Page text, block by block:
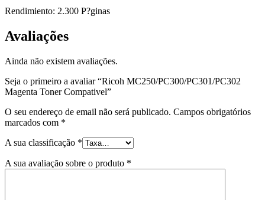
Rendimiento: 2.300 P?ginas
Avaliações
Ainda não existem avaliações.
Seja o primeiro a avaliar “Ricoh MC250/PC300/PC301/PC302
Magenta Toner Compativel”
O seu endereço de email não será publicado. Campos obrigatórios
marcados com *
A sua classificação *
A sua avaliação sobre o produto *